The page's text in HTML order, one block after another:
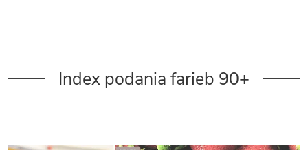
Index podania farieb 90+